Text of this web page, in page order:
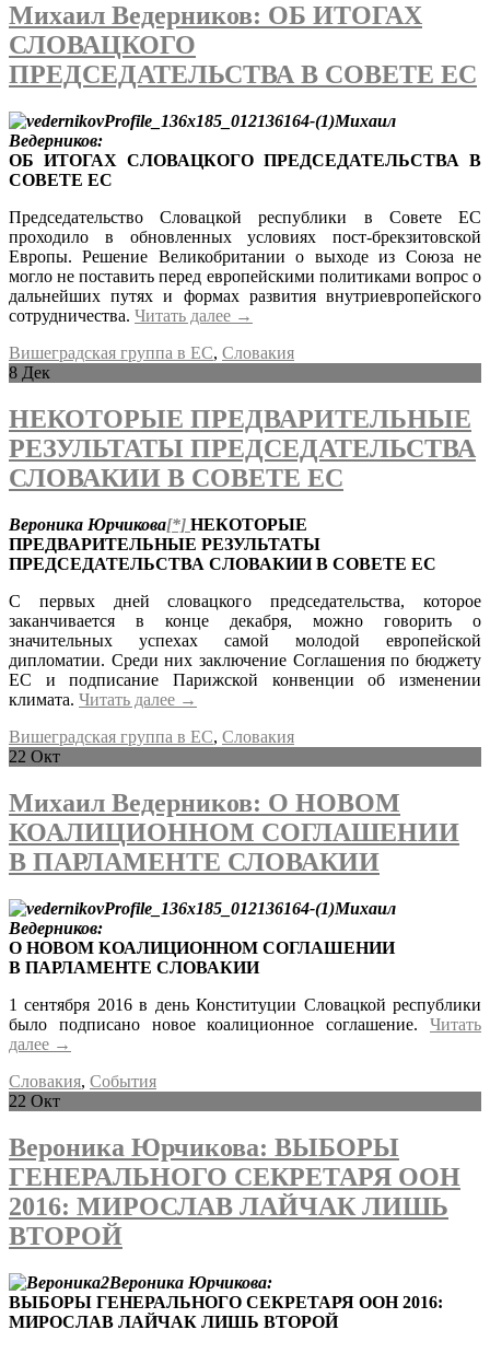
Михаил Ведерников: ОБ ИТОГАХ
СЛОВАЦКОГО
ПРЕДСЕДАТЕЛЬСТВА В СОВЕТЕ ЕС
Михаил
Ведерников:
ОБ ИТОГАХ СЛОВАЦКОГО ПРЕДСЕДАТЕЛЬСТВА В
СОВЕТЕ ЕС
Председательство Словацкой республики в Совете ЕС
проходило в обновленных условиях пост-брекзитовской
Европы. Решение Великобритании о выходе из Союза не
могло не поставить перед европейскими политиками вопрос о
дальнейших путях и формах развития внутриевропейского
сотрудничества. Читать далее →
Вишеградская группа в ЕС, Словакия
8 Дек
НЕКОТОРЫЕ ПРЕДВАРИТЕЛЬНЫЕ
РЕЗУЛЬТАТЫ ПРЕДСЕДАТЕЛЬСТВА
СЛОВАКИИ В СОВЕТЕ ЕС
Вероника Юрчикова[*] НЕКОТОРЫЕ
ПРЕДВАРИТЕЛЬНЫЕ РЕЗУЛЬТАТЫ
ПРЕДСЕДАТЕЛЬСТВА СЛОВАКИИ В СОВЕТЕ ЕС
С первых дней словацкого председательства, которое
заканчивается в конце декабря, можно говорить о
значительных успехах самой молодой европейской
дипломатии. Среди них заключение Соглашения по бюджету
ЕС и подписание Парижской конвенции об изменении
климата. Читать далее →
Вишеградская группа в ЕС, Словакия
22 Окт
Михаил Ведерников: О НОВОМ
КОАЛИЦИОННОМ СОГЛАШЕНИИ
В ПАРЛАМЕНТЕ СЛОВАКИИ
Михаил
Ведерников:
О НОВОМ КОАЛИЦИОННОМ СОГЛАШЕНИИ
В ПАРЛАМЕНТЕ СЛОВАКИИ
1 сентября 2016 в день Конституции Словацкой республики
было подписано новое коалиционное соглашение. Читать
далее →
Словакия, События
22 Окт
Вероника Юрчикова: ВЫБОРЫ
ГЕНЕРАЛЬНОГО СЕКРЕТАРЯ ООН
2016: МИРОСЛАВ ЛАЙЧАК ЛИШЬ
ВТОРОЙ
Вероника Юрчикова:
ВЫБОРЫ ГЕНЕРАЛЬНОГО СЕКРЕТАРЯ ООН2016:
МИРОСЛАВ ЛАЙЧАК ЛИШЬ ВТОРОЙ